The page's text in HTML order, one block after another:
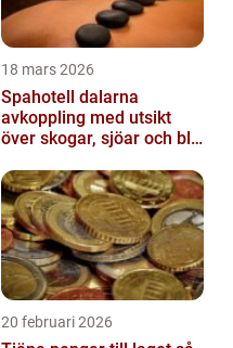
18 mars 2026
Spahotell dalarna
avkoppling med utsikt
över skogar, sjöar och blå
20 februari 2026